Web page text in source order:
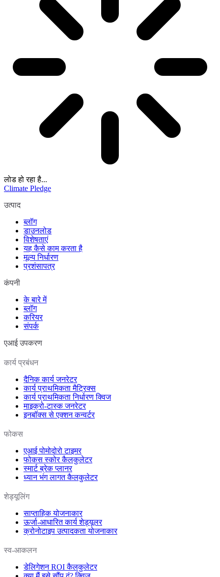
लोड हो रहा है...
Climate Pledge
उत्पाद
ब्लॉग
डाउनलोड
विशेषताएं
यह कैसे काम करता है
मूल्य निर्धारण
प्रशंसापत्र
कंपनी
के बारे में
ब्लॉग
करियर
संपर्क
एआई उपकरण
कार्य प्रबंधन
दैनिक कार्य जनरेटर
कार्य प्राथमिकता मैट्रिक्स
कार्य प्राथमिकता निर्धारण क्विज
माइक्रो-टास्क जनरेटर
इनबॉक्स से एक्शन कन्वर्टर
फोकस
एआई पोमोदोरो टाइमर
फोकस स्कोर कैलकुलेटर
स्मार्ट ब्रेक प्लानर
ध्यान भंग लागत कैलकुलेटर
शेड्यूलिंग
साप्ताहिक योजनाकार
ऊर्जा-आधारित कार्य शेड्यूलर
क्रोनोटाइप उत्पादकता योजनाकार
स्व-आकलन
डेलिगेशन ROI कैलकुलेटर